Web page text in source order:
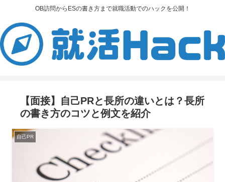
OB訪問からESの書き方まで就職活動でのハックを公開！
【面接】自己PRと長所の違いとは？長所
の書き方のコツと例文を紹介
自己PR